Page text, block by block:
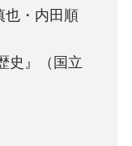
也・内田順
史』（国立